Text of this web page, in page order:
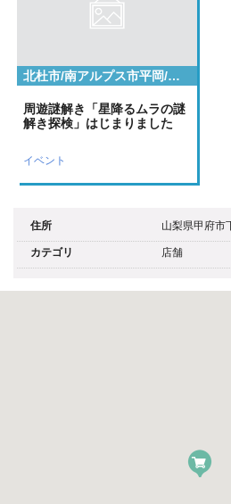
北杜市/南アルプス市平岡/小県郡長和町/小県郡長和町大門鷹山/岡谷市/甲府市/甲府市下曽根町/立科町芦田八ケ野/茅野市/諏訪市湖岸通り２丁目/諏訪市湖岸通り４丁目/諏訪郡下諏訪町立町/諏訪郡原村原山/諏訪郡富士見町/諏訪郡諏訪郡原村上里
周遊謎解き「星降るムラの謎
解き探検」はじまりました
イベント
住所 山梨県甲府市
カテゴリ 店舗